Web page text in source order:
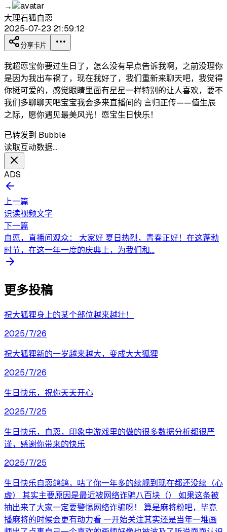
→
大理石狐自恧
2025-07-23 21:59:12
分享卡片
我超恧宝你要过生日了，怎么没有早点告诉我啊，之前没理你
是因为我出车祸了，现在我好了，我们重新来聊天吧，我觉得
你挺可爱的，感觉眼睛里面有星星一样特别的让人喜欢，要不
我们多聊聊天吧宝宝我会多来直播间的 言归正传——值生辰
之际，愿你遇见最美风光！恧宝生日快乐！
已转发到 Bubble
读取互动数据…
ADS
上一篇
识读视频文字
下一篇
自恧，直播间观众： 大家好 夏日热烈，青春正好！在这蓬勃
时节，在这一年一度的庆典上，为我们和...
更多投稿
祝大狐狸身上的某个部位越来越壮！
2025/7/26
祝大狐狸新的一岁越来越大，变成大大狐狸
2025/7/26
生日快乐，祝你天天开心
2025/7/25
生日快乐，自恧，印象中游戏里的做的很多数据分析都很严
谨，感谢你带来的快乐
2025/7/25
生日快乐自恧鸽鸽，咕了你一年多的续舰到现在都还没续（心
虚） 其实主要原因是最近被网络诈骗八百块（） 如果这条被
抽出来了大家一定要警惕网络诈骗呀！ 算是麻将粉吧，毕竟
播麻将的时候会更有动力看 一开始关注其实还是当年一堆画